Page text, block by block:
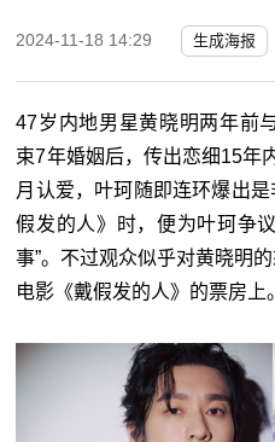
2024-11-18 14:29 生成海报
47岁内地男星黄晓明两年前
束7年婚姻后，传出恋细15年
月认爱，叶珂随即连环爆出
假发的人》时，便为叶珂争
事”。不过观众似乎对黄晓明
电影《戴假发的人》的票房上。